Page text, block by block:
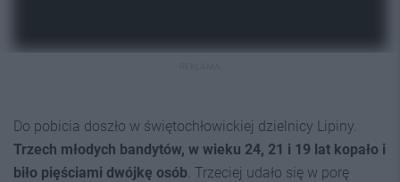
Do pobicia doszło w świętochłowickiej dzielnicy Lipiny.
Trzech młodych bandytów, w wieku 24, 21 i 19 lat kopało i
biło pięściami dwójkę osób . Trzeciej udało się w porę